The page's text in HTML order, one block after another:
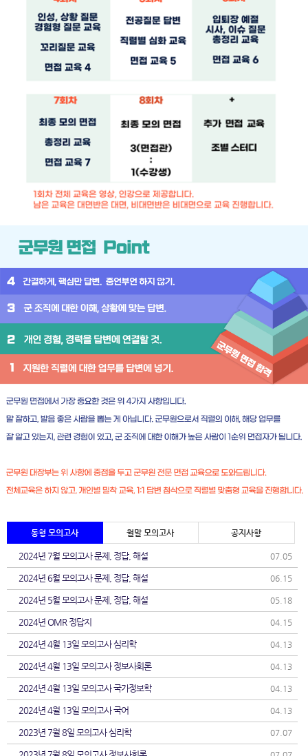
동형 모의고사 월말 모의고사 공지사항
2024년 7월 모의고사 문제, 정답, 해설 07.05
2024년 6월 모의고사 문제, 정답, 해설 06.15
2024년 5월 모의고사 문제, 정답, 해설 05.18
2024년 OMR 정답지 04.15
2024년 4월 13일 모의고사 심리학 04.13
2024년 4월 13일 모의고사 정보사회론 04.13
2024년 4월 13일 모의고사 국가정보학 04.13
2024년 4월 13일 모의고사 국어 04.13
2023년 7월 8일 모의고사 심리학 07.07